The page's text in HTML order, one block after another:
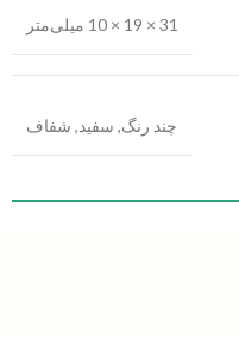
31 × 19 × 10 میلی‌متر
چند رنگ, سفید, شفاف